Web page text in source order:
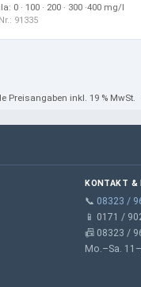
0 · 100 · 200 · 300 ·400 mg/l
91335
Preisangaben inkl. 19 % MwSt.
KONTAKT &
📞 08323 /
📱 0171 /
📠 08323 /
Mo.–Sa.